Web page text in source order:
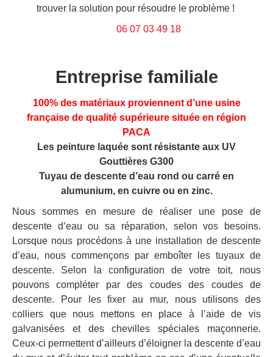
trouver la solution pour résoudre le problème !
06 07 03 49 18
Entreprise familiale
100% des matériaux proviennent d’une usine
française de qualité supérieure située en région
PACA
Les peinture laquée sont résistante aux UV
Gouttières G300
Tuyau de descente d’eau rond ou carré en
alumunium, en cuivre ou en zinc.
Nous sommes en mesure de réaliser une pose de
descente d’eau ou sa réparation, selon vos besoins.
Lorsque nous procédons à une installation de descente
d’eau, nous commençons par emboîter les tuyaux de
descente. Selon la configuration de votre toit, nous
pouvons compléter par des coudes des coudes de
descente. Pour les fixer au mur, nous utilisons des
colliers que nous mettons en place à l’aide de vis
galvanisées et des chevilles spéciales maçonnerie.
Ceux-ci permettent d’ailleurs d’éloigner la descente d’eau